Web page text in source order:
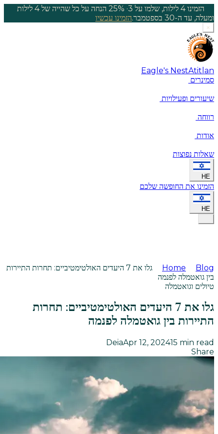
הזמינו 4 לילות, שלמו על 3 ·
25% הנחה על כל שהייה של 4 לילות
ומעלה, עד ה-30 בספטמבר.
הזמינו עכשיו
×
Eagle's NestAtitlan
סמינרים
שיעורים ופעילויות
רווחה
אודות
שאלות נפוצות
HE
הזמינו את החופשה שלכם
HE
Home Blog
גלו את 7 היעדים האולטימטיביים: תחרות התיירות
בין גואטמלה לפנמה
טיולים וגואטמלה
גלו את 7 היעדים האולטימטיביים: תחרות
התיירות בין גואטמלה לפנמה
DeiaApr 12, 202415 min read
Share